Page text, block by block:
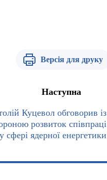
Версія для друку
Наступна
Куцевол обговорив із
розвиток співпраці
у сфері ядерної енергетики